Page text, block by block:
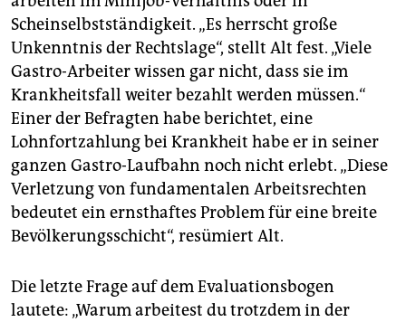
Scheinselbstständigkeit. „Es herrscht große
Unkenntnis der Rechtslage“, stellt Alt fest. „Viele
Gastro-Arbeiter wissen gar nicht, dass sie im
Krankheitsfall weiter bezahlt werden müssen.“
Einer der Befragten habe berichtet, eine
Lohnfortzahlung bei Krankheit habe er in seiner
ganzen Gastro-Laufbahn noch nicht erlebt. „Diese
Verletzung von fundamentalen Arbeitsrechten
bedeutet ein ernsthaftes Problem für eine breite
Bevölkerungsschicht“, resümiert Alt.
Die letzte Frage auf dem Evaluationsbogen
lautete: „Warum arbeitest du trotzdem in der